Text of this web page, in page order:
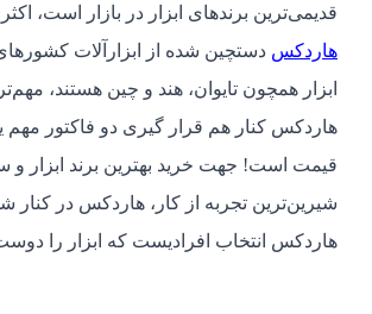
قدیمی‌ترین برندهای ابزار در بازار است، اکثر
هاردکس دستچین شده از ابزارآلات
ابزار همچون تایوان، هند و چین هستند،
هاردکس کنار هم قرار گیری دو فاکتور مهم
قیمت است! جهت خرید بهترین برند ابزار
شیرین‌ترین تجربه از کار، هاردکس در کنار
هاردکس انتخاب افرادیست که ابزار را